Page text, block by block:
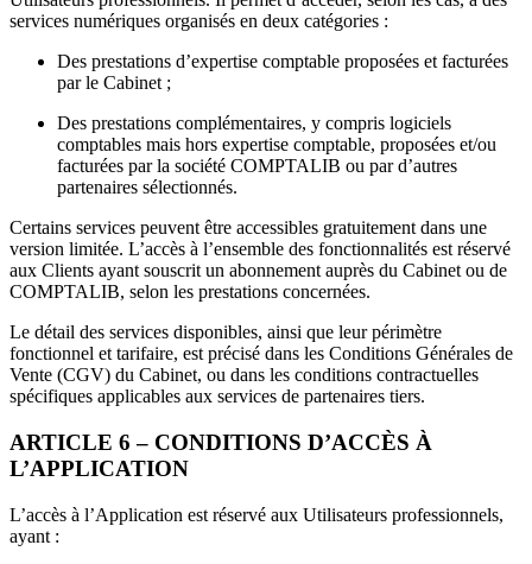
services numériques organisés en deux catégories :
Des prestations d’expertise comptable proposées et facturées
par le Cabinet ;
Des prestations complémentaires, y compris logiciels
comptables mais hors expertise comptable, proposées et/ou
facturées par la société COMPTALIB ou par d’autres
partenaires sélectionnés.
Certains services peuvent être accessibles gratuitement dans une
version limitée. L’accès à l’ensemble des fonctionnalités est réservé
aux Clients ayant souscrit un abonnement auprès du Cabinet ou de
COMPTALIB, selon les prestations concernées.
Le détail des services disponibles, ainsi que leur périmètre
fonctionnel et tarifaire, est précisé dans les Conditions Générales de
Vente (CGV) du Cabinet, ou dans les conditions contractuelles
spécifiques applicables aux services de partenaires tiers.
ARTICLE 6 – CONDITIONS D’ACCÈS À
L’APPLICATION
L’accès à l’Application est réservé aux Utilisateurs professionnels,
ayant :